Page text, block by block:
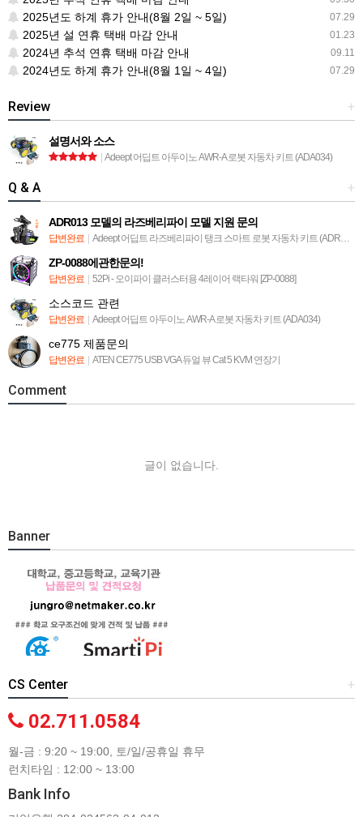
07.29
2025년도 하계 휴가 안내(8월 2일 ~ 5일)
01.23
2025년 설 연휴 택배 마감 안내
09.11
2024년 추석 연휴 택배 마감 안내
07.29
2024년도 하계 휴가 안내(8월 1일 ~ 4일)
+
Review
설명서와 소스
| Adeept 어딥트 아두이노 AWR-A 로봇 자동차 키트 (ADA034)
+
Q & A
ADR013 모델의 라즈베리파이 모델 지원 문의
답변완료 | Adeept 어딥트 라즈베리파이 탱크 스마트 로봇 자동차 키트 (ADR013)
ZP-0088에관한문의!
답변완료 | 52Pi - 오이파이 클러스터용 4레이어 랙타워 [ZP-0088]
소스코드 관련
답변완료 | Adeept 어딥트 아두이노 AWR-A 로봇 자동차 키트 (ADA034)
ce775 제품문의
답변완료 | ATEN CE775 USB VGA 듀얼 뷰 Cat 5 KVM 연장기
Comment
글이 없습니다.
Banner
+
CS Center
02.711.0584
월-금 : 9:20 ~ 19:00, 토/일/공휴일 휴무
런치타임 : 12:00 ~ 13:00
Bank Info